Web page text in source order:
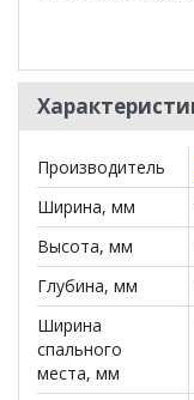
и ширины
Прямой диван
менеджера по
**Цены на
действительны
могут отличаться
салонах сети!
Производитель
Ширина, мм
Высота, мм
Глубина, мм
Ширина
спального
места, мм